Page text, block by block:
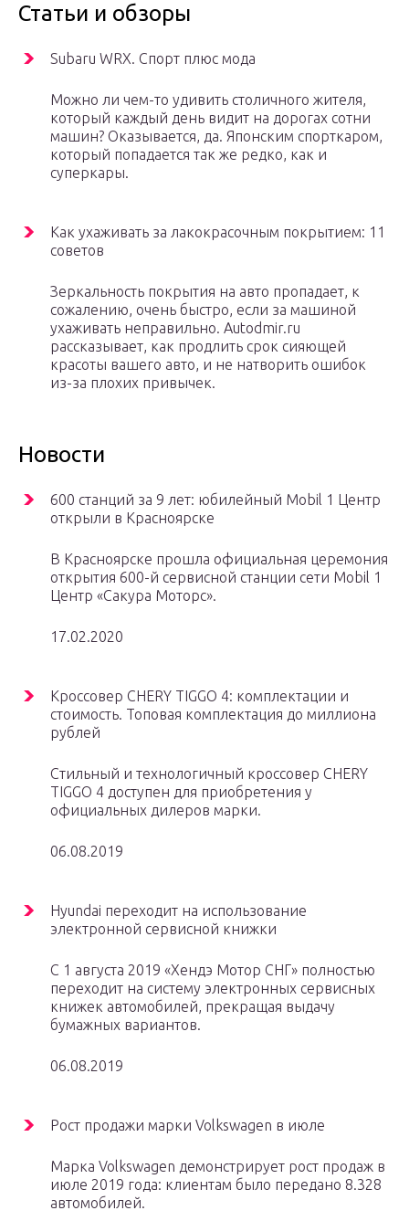
Статьи и обзоры
Subaru WRX. Спорт плюс мода
Можно ли чем-то удивить столичного жителя,
который каждый день видит на дорогах сотни
машин? Оказывается, да. Японским спорткаром,
который попадается так же редко, как и
суперкары.
Как ухаживать за лакокрасочным покрытием: 11
советов
Зеркальность покрытия на авто пропадает, к
сожалению, очень быстро, если за машиной
ухаживать неправильно. Autodmir.ru
рассказывает, как продлить срок сияющей
красоты вашего авто, и не натворить ошибок
из-за плохих привычек.
Новости
600 станций за 9 лет: юбилейный Mobil 1 Центр
открыли в Красноярске
В Красноярске прошла официальная церемония
открытия 600-й сервисной станции сети Mobil 1
Центр «Сакура Моторс».
17.02.2020
Кроссовер CHERY TIGGO 4: комплектации и
стоимость. Топовая комплектация до миллиона
рублей
Стильный и технологичный кроссовер CHERY
TIGGO 4 доступен для приобретения у
официальных дилеров марки.
06.08.2019
Hyundai переходит на использование
электронной сервисной книжки
С 1 августа 2019 «Хендэ Мотор СНГ» полностью
переходит на систему электронных сервисных
книжек автомобилей, прекращая выдачу
бумажных вариантов.
06.08.2019
Рост продажи марки Volkswagen в июле
Марка Volkswagen демонстрирует рост продаж в
июле 2019 года: клиентам было передано 8.328
автомобилей.